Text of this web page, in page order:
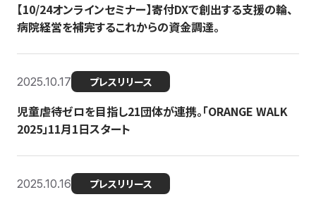
【10/24オンラインセミナー】寄付DXで創出する支援の輪、
病院経営を補完するこれからの資金調達。
2025.10.17 プレスリリース
児童虐待ゼロを目指し21団体が連携。「ORANGE WALK
2025」11月1日スタート
2025.10.16 プレスリリース